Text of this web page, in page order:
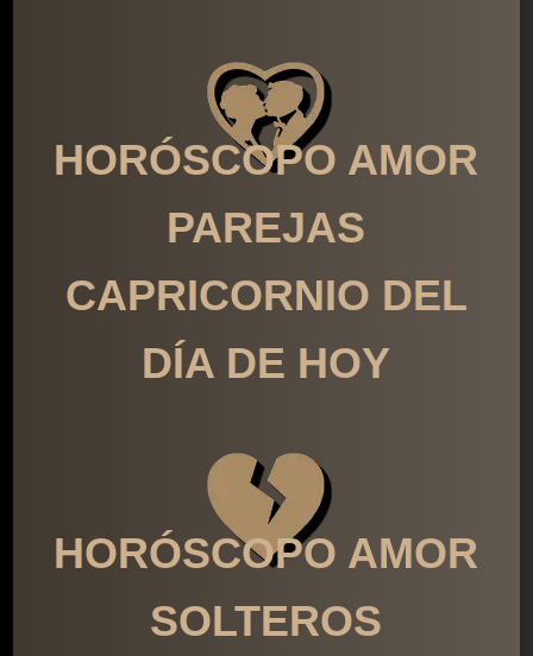
HORÓSCOPO AMOR
PAREJAS
CAPRICORNIO DEL
DÍA DE HOY
HORÓSCOPO AMOR
SOLTEROS